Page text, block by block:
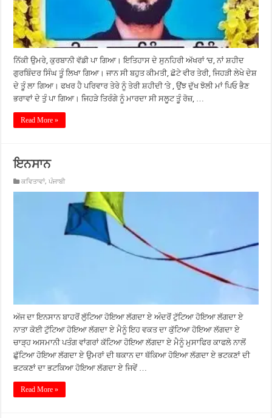
ਨਿੱਕੀ ਉਮਰੇ, ਕੁਰਬਾਨੀ ਵੱਡੀ ਪਾ ਗਿਆ। ਇਤਿਹਾਸ ਦੇ ਸੁਨਹਿਰੀ ਅੱਖਰਾਂ ‘ਚ, ਨਾਂ ਸ਼ਹੀਦ
ਗੁਰਬਿੰਦਰ ਸਿੰਘ ਤੂੰ ਲਿਖਾ ਗਿਆ। ਜਾਨ ਸੀ ਬਹੁਤ ਕੀਮਤੀ, ਛੋਟੇ ਵੀਰ ਤੇਰੀ, ਜਿਹੜੀ ਲੇਖੇ ਦੇਸ਼
ਦੇ ਤੂੰ ਲਾ ਗਿਆ। ਫਖਰ ਹੈ ਪਰਿਵਾਰ ਤੇਰੇ ਨੂੰ ਤੇਰੀ ਸ਼ਹੀਦੀ ‘ਤੇ , ਉਂਝ ਦੁੱਖ ਝੋਲੀ ਮਾਂ ਪਿਓ ਭੈਣ
ਭਰਾਵਾਂ ਦੇ ਤੁੰ ਪਾ ਗਿਆ। ਜਿਹੜੇ ਤਿਰੰਗੇ ਨੂੰ ਮਾਰਦਾ ਸੀ ਸਲੂਟ ਤੂੰ ਰੋਜ਼, …
Read More »
ਇਨਸਾਨ
ਕਵਿਤਾਵਾਂ,ਪੰਜਾਬੀ
ਅੱਜ ਦਾ ਇਨਸਾਨ ਬਾਹਰੋਂ ਲੁੱਟਿਆ ਹੋਇਆ ਲੱਗਦਾ ਏ ਅੰਦਰੋਂ ਟੁੱਟਿਆ ਹੋਇਆ ਲੱਗਦਾ ਏ
ਨਾਤਾ ਕੋਈ ਟੁੱਟਿਆ ਹੋਇਆ ਲੱਗਦਾ ਏ ਮੈਨੂੰ ਇਹ ਵਕਤ ਦਾ ਕੁੱਟਿਆ ਹੋਇਆ ਲੱਗਦਾ ਏ
ਚਾੜ੍ਹ ਅਸਮਾਨੀ ਪਤੰਗ ਵਾਂਗਰਾਂ ਕੱਟਿਆ ਹੋਇਆ ਲੱਗਦਾ ਏ ਮੈਨੂੰ ਮੁਸਾਫਿਰ ਕਾਫਲੇ ਨਾਲੋਂ
ਛੁੱਟਿਆ ਹੋਇਆ ਲੱਗਦਾ ਏ ਉਮਰਾਂ ਦੀ ਥਕਾਨ ਦਾ ਥੱਕਿਆ ਹੋਇਆ ਲੱਗਦਾ ਏ ਭਟਕਣਾਂ ਦੀ
ਭਟਕਣਾਂ ਦਾ ਭਟਕਿਆ ਹੋਇਆ ਲੱਗਦਾ ਏ ਜਿਵੇਂ …
Read More »